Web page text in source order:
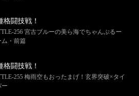
格闘技戦！
256 宮古ブルーの美ら海でちゃんぷるー
ム・前篇
格闘技戦！
255 梅雨空もおったまげ！玄界突破×タイ
ー